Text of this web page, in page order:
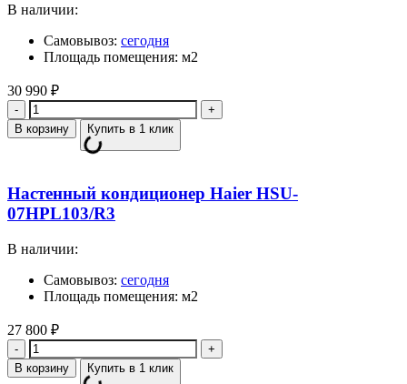
В наличии:
Самовывоз: сегодня
Площадь помещения: м2
30 990 ₽
Количество
В корзину Купить в 1 клик
Настенный кондиционер Haier HSU-
07HPL103/R3
В наличии:
Самовывоз: сегодня
Площадь помещения: м2
27 800 ₽
Количество
В корзину Купить в 1 клик